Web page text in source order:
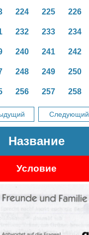
224 225 226
232 233 234
240 241 242
248 249 250
256 257 258
Следующий
Название
Условие